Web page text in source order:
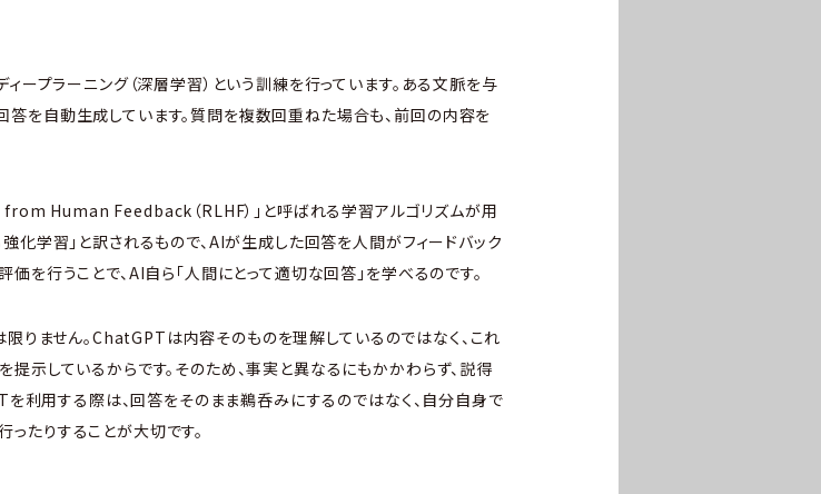
プラーニング（深層学習）という訓練を行っています。ある文脈を与
を自動生成しています。質問を複数回重ねた場合も、前回の内容を
Human Feedback（RLHF）」と呼ばれる学習アルゴリズムが用
化学習」と訳されるもので、AIが生成した回答を人間がフィードバック
を行うことで、AI自ら「人間にとって適切な回答」を学べるのです。
りません。ChatGPTは内容そのものを理解しているのではなく、これ
提示しているからです。そのため、事実と異なるにもかかわらず、説得
利用する際は、回答をそのまま鵜呑みにするのではなく、自分自身で
たりすることが大切です。